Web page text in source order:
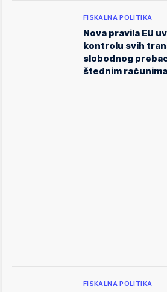
FISKALNA POLITIKA
Nova pravila EU
kontrolu svih
slobodnog
štednim računima
FISKALNA POLITIKA